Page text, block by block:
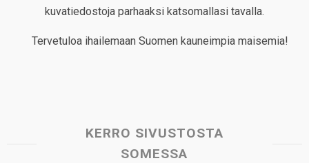
kuvatiedostoja parhaaksi katsomallasi tavalla.
Tervetuloa ihailemaan Suomen kauneimpia maisemia!
KERRO SIVUSTOSTA
SOMESSA